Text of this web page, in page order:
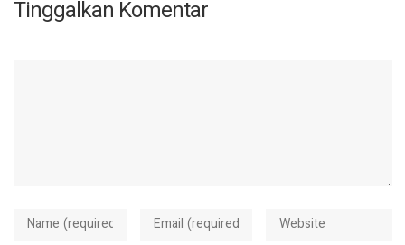
Tinggalkan Komentar